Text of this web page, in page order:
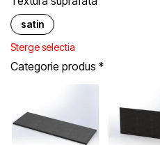
satin
Sterge selectia
Categorie produs *